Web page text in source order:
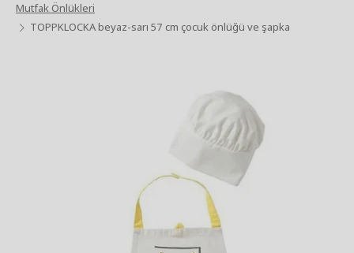
Mutfak Önlükleri
TOPPKLOCKA beyaz-sarı 57 cm çocuk önlüğü ve şapka